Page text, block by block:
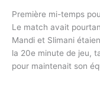
Première mi-temps
Le match avait
Mandi et Slimani
la 20e minute de jeu,
pour maintenait son